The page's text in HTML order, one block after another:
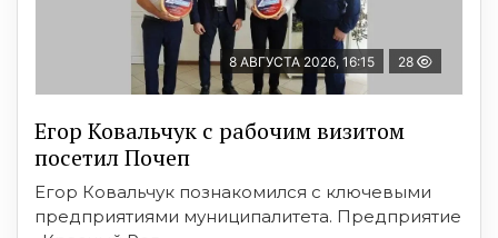
8 АВГУСТА 2026, 16:15 28
Егор Ковальчук с рабочим визитом
посетил Почеп
Егор Ковальчук познакомился с ключевыми
предприятиями муниципалитета. Предприятие